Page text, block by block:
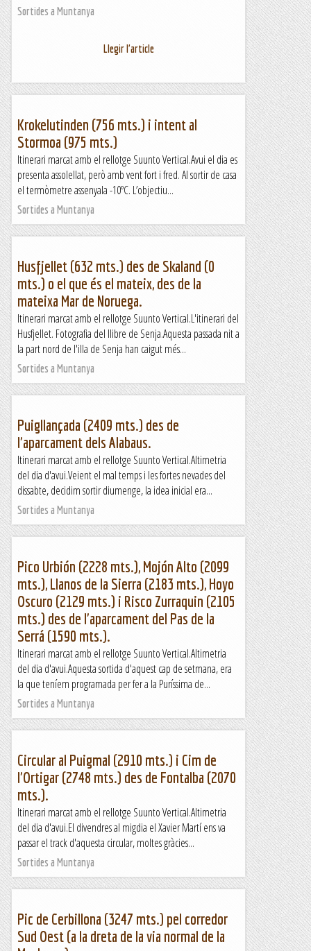
Sortides a Muntanya
Llegir l'article
Krokelutinden (756 mts.) i intent al
Stormoa (975 mts.)
Itinerari marcat amb el rellotge Suunto Vertical.Avui el dia es
presenta assolellat, però amb vent fort i fred. Al sortir de casa
el termòmetre assenyala -10ºC. L’objectiu...
Sortides a Muntanya
Husfjellet (632 mts.) des de Skaland (0
mts.) o el que és el mateix, des de la
mateixa Mar de Noruega.
Itinerari marcat amb el rellotge Suunto Vertical.L'itinerari del
Husfjellet. Fotografia del llibre de Senja.Aquesta passada nit a
la part nord de l'illa de Senja han caigut més...
Sortides a Muntanya
Puigllançada (2409 mts.) des de
l'aparcament dels Alabaus.
Itinerari marcat amb el rellotge Suunto Vertical.Altimetria
del dia d'avui.Veient el mal temps i les fortes nevades del
dissabte, decidim sortir diumenge, la idea inicial era...
Sortides a Muntanya
Pico Urbión (2228 mts.), Mojón Alto (2099
mts.), Llanos de la Sierra (2183 mts.), Hoyo
Oscuro (2129 mts.) i Risco Zurraquin (2105
mts.) des de l'aparcament del Pas de la
Serrá (1590 mts.).
Itinerari marcat amb el rellotge Suunto Vertical.Altimetria
del dia d'avui.Aquesta sortida d'aquest cap de setmana, era
la que teníem programada per fer a la Puríssima de...
Sortides a Muntanya
Circular al Puigmal (2910 mts.) i Cim de
l'Ortigar (2748 mts.) des de Fontalba (2070
mts.).
Itinerari marcat amb el rellotge Suunto Vertical.Altimetria
del dia d'avui.El divendres al migdia el Xavier Martí ens va
passar el track d'aquesta circular, moltes gràcies...
Sortides a Muntanya
Pic de Cerbillona (3247 mts.) pel corredor
Sud Oest (a la dreta de la via normal de la